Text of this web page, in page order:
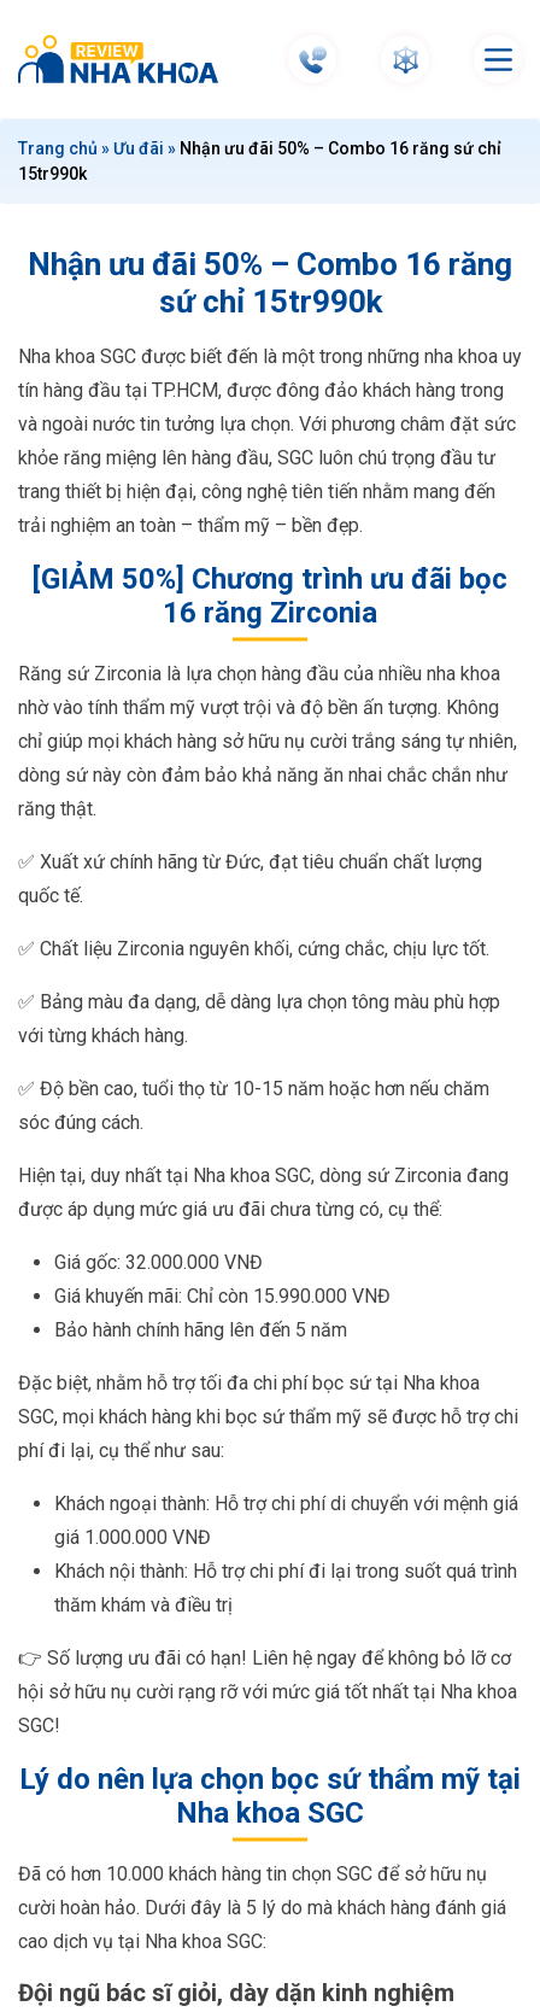
t
Trang chủ »Ưu đãi » Nhận ưu đãi 50% – Combo 16 răng sứ chỉ
15tr990k
Nhận ưu đãi 50% – Combo 16 răng
sứ chỉ 15tr990k
Nha khoa SGC được biết đến là một trong những nha khoa uy
tín hàng đầu tại TP.HCM, được đông đảo khách hàng trong
và ngoài nước tin tưởng lựa chọn. Với phương châm đặt sức
khỏe răng miệng lên hàng đầu, SGC luôn chú trọng đầu tư
trang thiết bị hiện đại, công nghệ tiên tiến nhằm mang đến
trải nghiệm an toàn – thẩm mỹ – bền đẹp.
[GIẢM 50%] Chương trình ưu đãi bọc
16 răng Zirconia
Răng sứ Zirconia là lựa chọn hàng đầu của nhiều nha khoa
nhờ vào tính thẩm mỹ vượt trội và độ bền ấn tượng. Không
chỉ giúp mọi khách hàng sở hữu nụ cười trắng sáng tự nhiên,
dòng sứ này còn đảm bảo khả năng ăn nhai chắc chắn như
răng thật.
✅ Xuất xứ chính hãng từ Đức, đạt tiêu chuẩn chất lượng
quốc tế.
✅ Chất liệu Zirconia nguyên khối, cứng chắc, chịu lực tốt.
✅ Bảng màu đa dạng, dễ dàng lựa chọn tông màu phù hợp
với từng khách hàng.
✅ Độ bền cao, tuổi thọ từ 10-15 năm hoặc hơn nếu chăm
sóc đúng cách.
Hiện tại, duy nhất tại Nha khoa SGC, dòng sứ Zirconia đang
được áp dụng mức giá ưu đãi chưa từng có, cụ thể:
Giá gốc: 32.000.000 VNĐ
Giá khuyến mãi: Chỉ còn 15.990.000 VNĐ
Bảo hành chính hãng lên đến 5 năm
Đặc biệt, nhằm hỗ trợ tối đa chi phí bọc sứ tại Nha khoa
SGC, mọi khách hàng khi bọc sứ thẩm mỹ sẽ được hỗ trợ chi
phí đi lại, cụ thể như sau:
Khách ngoại thành: Hỗ trợ chi phí di chuyển với mệnh giá
giá 1.000.000 VNĐ
Khách nội thành: Hỗ trợ chi phí đi lại trong suốt quá trình
thăm khám và điều trị
👉 Số lượng ưu đãi có hạn! Liên hệ ngay để không bỏ lỡ cơ
hội sở hữu nụ cười rạng rỡ với mức giá tốt nhất tại Nha khoa
SGC!
Lý do nên lựa chọn bọc sứ thẩm mỹ tại
Nha khoa SGC
Đã có hơn 10.000 khách hàng tin chọn SGC để sở hữu nụ
cười hoàn hảo. Dưới đây là 5 lý do mà khách hàng đánh giá
cao dịch vụ tại Nha khoa SGC:
Đội ngũ bác sĩ giỏi, dày dặn kinh nghiệm